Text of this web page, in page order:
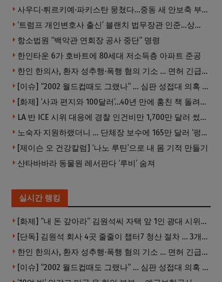
사우디·튀르키예·파키스탄 뭉쳤다…중동 새 안보축 부상하나
‘트럼프 개인변호사 출신’ 블랜치 법무장관 인준…상원 50대49 가결
항소법원 “백악관 연회장 공사 중단” 명령
한인타운 6가 호바트에 80세대 저소득층 아파트 준공
한인 한의사, 환자 성추행·폭행 혐의 기소 … 면허 긴급정지
[이슈] “2002 월드컵때도 그랬나” … 심판 성접대 의혹 해외로 일파만파, 4강 신화까지 불똥
[화제] ‘사과 편지와 100달러’…40년 만에 훔친 책 돌려준 절도범
LA 반 ICE 시위 대응에 경찰 인건비만 1,700만 달러 썼다.
노숙자 지원하랬더니 … 단체장 보수에 165만 달러 ‘펑펑’
[제이슨 오 건강칼럼] ‘나노 루틴’으로 내 몸 기적 만들기
산타바바라 동물원 레서판다 ‘루비’ 숨져
실시간 랭킹
[화제] “내 돈 갚아라” 김원석씨 자택 앞 1인 광대 시위 … 한인 투자사, “108만 달러 못받아”
[단독] 김원석 회사 4곳 줄줄이 챕터7 청산 절차 … 3개 법인 같은 날 동시 파산 신청
한인 한의사, 환자 성추행·폭행 혐의 기소 … 면허 긴급정지
[이슈] “2002 월드컵때도 그랬나” … 심판 성접대 의혹 해외로 일파만파, 4강 신화까지 불똥